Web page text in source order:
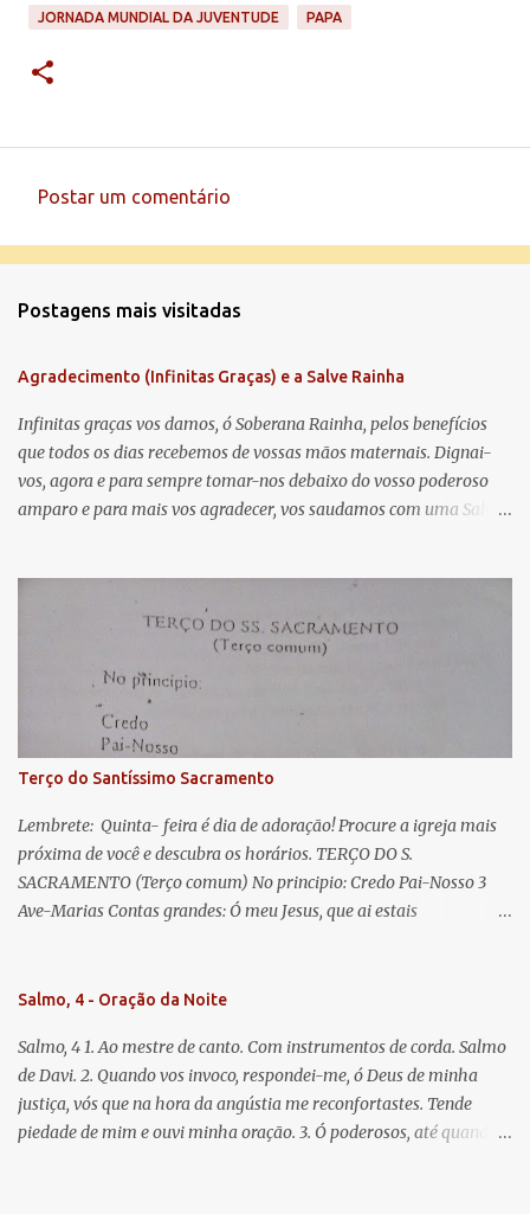
JORNADA MUNDIAL DA JUVENTUDE PAPA
e
t
á
r
i
o
Postar um comentário
Postagens mais visitadas
Agradecimento (Infinitas Graças) e a Salve Rainha
Infinitas graças vos damos, ó Soberana Rainha, pelos benefícios
que todos os dias recebemos de vossas mãos maternais. Dignai-
vos, agora e para sempre tomar-nos debaixo do vosso poderoso
amparo e para mais vos agradecer, vos saudamos com uma Salve
lágrimas. Eia, pois, Advogada nossa, estes vossos olhos
misericordiosos a nós volvei, e depois deste desterro, mostrai-nos
Jesus. Bendito é o fruto do vosso ventre, ó clemente, ó piedosa, ó
doce e sempre Virgem Maria. Rogai por nós Santa Mãe de Deus.
Para que sejamos dignos das promessas de Cristo. Amém.
Terço do Santíssimo Sacramento
Lembrete: Quinta- feira é dia de adoração! Procure a igreja mais
próxima de você e descubra os horários. TERÇO DO S.
SACRAMENTO (Terço comum) No principio: Credo Pai-Nosso 3
Ave-Marias Contas grandes: Ó meu Jesus, que ai estais
Vós morra eu! Nas contas pequenas: Sacramento de Amor!
que nos salva, dá-nos Vossa força, Vosso perdão e a Vossa
misericórdia. (no fim) Rezar 3 vezes: Louvores e graças se deem a
cada momento ao Santíssimo e Diviníssimo Sacramento.
Salmo, 4 - Oração da Noite
Salmo, 4 1. Ao mestre de canto. Com instrumentos de corda. Salmo
de Davi. 2. Quando vos invoco, respondei-me, ó Deus de minha
justiça, vós que na hora da angústia me reconfortastes. Tende
piedade de mim e ouvi minha oração. 3. Ó poderosos, até quando